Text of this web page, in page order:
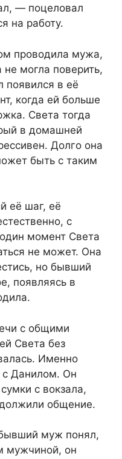
— поцеловал
на работу.
проводила мужа,
не могла поверить,
появился в её
когда ей больше
Света тогда
в домашней
Долго она
быть с таким
её шаг, её
с
момент Света
не может. Она
но бывший
появляясь в
с общими
Света без
Именно
с Данилом. Он
с вокзала,
общение.
муж понял,
мужчиной, он